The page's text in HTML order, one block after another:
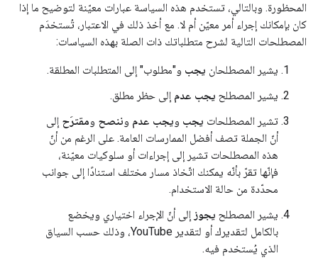
المحظورة. وبالتالي، تستخدم هذه السياسة عبارات معيّنة لتوضيح ما إذا
كان بإمكانك إجراء أمر معيّن أم لا. مع أخذ ذلك في الاعتبار، تُستخدَم
المصطلحات التالية لشرح متطلباتك ذات الصلة بهذه السياسات:
يشير المصطلحان يجب و"مطلوب" إلى المتطلبات المطلقة.
يشير المصطلح يجب عدم إلى حظر مطلق.
تشير المصطلحات يجب ويجب عدم وننصح ومقترَح إلى
أنّ الجملة تصف أفضل الممارسات العامة. على الرغم من أنّ
هذه المصطلحات تشير إلى إجراءات أو سلوكيات معيّنة،
فإنّها تقرّ بأنّه يمكنك اتّخاذ مسار مختلف استنادًا إلى جوانب
محدّدة من حالة الاستخدام.
يشير المصطلح يجوز إلى أنّ الإجراء اختياري ويخضع
بالكامل لتقديرك أو لتقدير YouTube، وذلك حسب السياق
الذي يُستخدم فيه.